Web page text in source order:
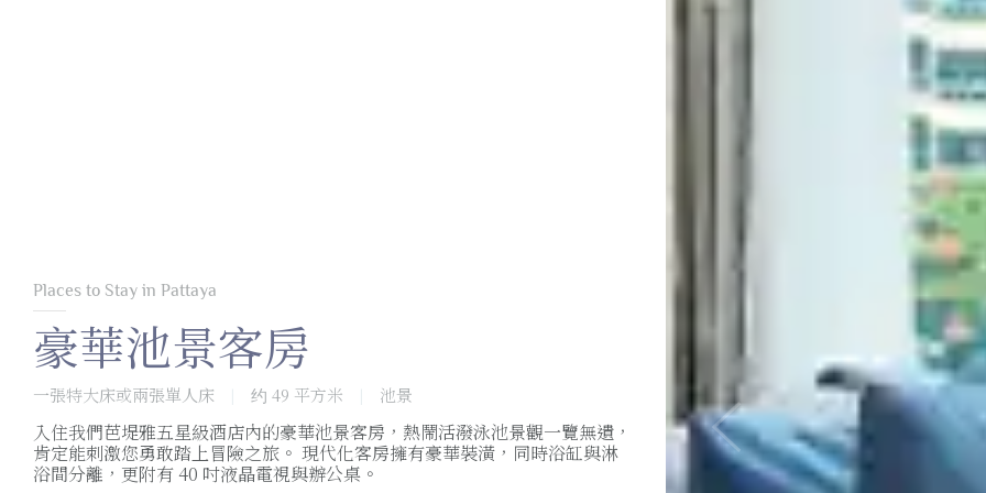
Places to Stay in Pattaya
豪華池景客房
一張特大床或兩張單人床 约 49 平方米 池景
入住我們芭堤雅五星級酒店內的豪華池景客房，熱鬧活潑泳池景觀一覽無遺，
肯定能刺激您勇敢踏上冒險之旅。 現代化客房擁有豪華裝潢，同時浴缸與淋
浴間分離，更附有 40 吋液晶電視與辦公桌。
Previous